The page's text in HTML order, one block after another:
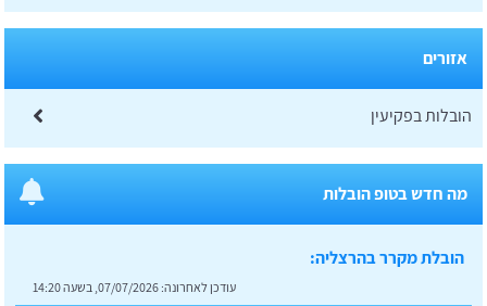
אזורים
הובלות בפקיעין
מה חדש בטופ הובלות
הובלת מקרר בהרצליה:
עודכן לאחרונה: 07/07/2026, בשעה 14:20